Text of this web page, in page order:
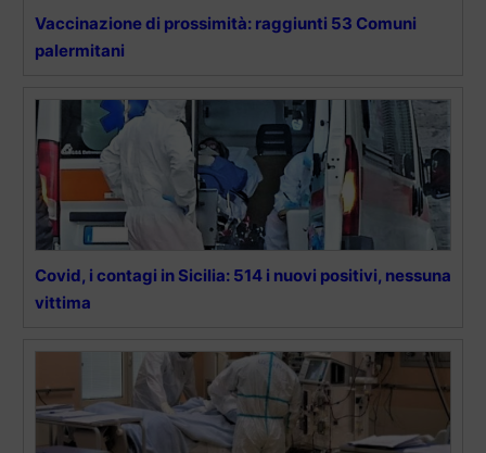
Vaccinazione di prossimità: raggiunti 53 Comuni
palermitani
Covid, i contagi in Sicilia: 514 i nuovi positivi, nessuna
vittima